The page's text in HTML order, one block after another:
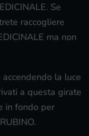
Se
raccogliere
ma non
la luce
a questa girate
in fondo per